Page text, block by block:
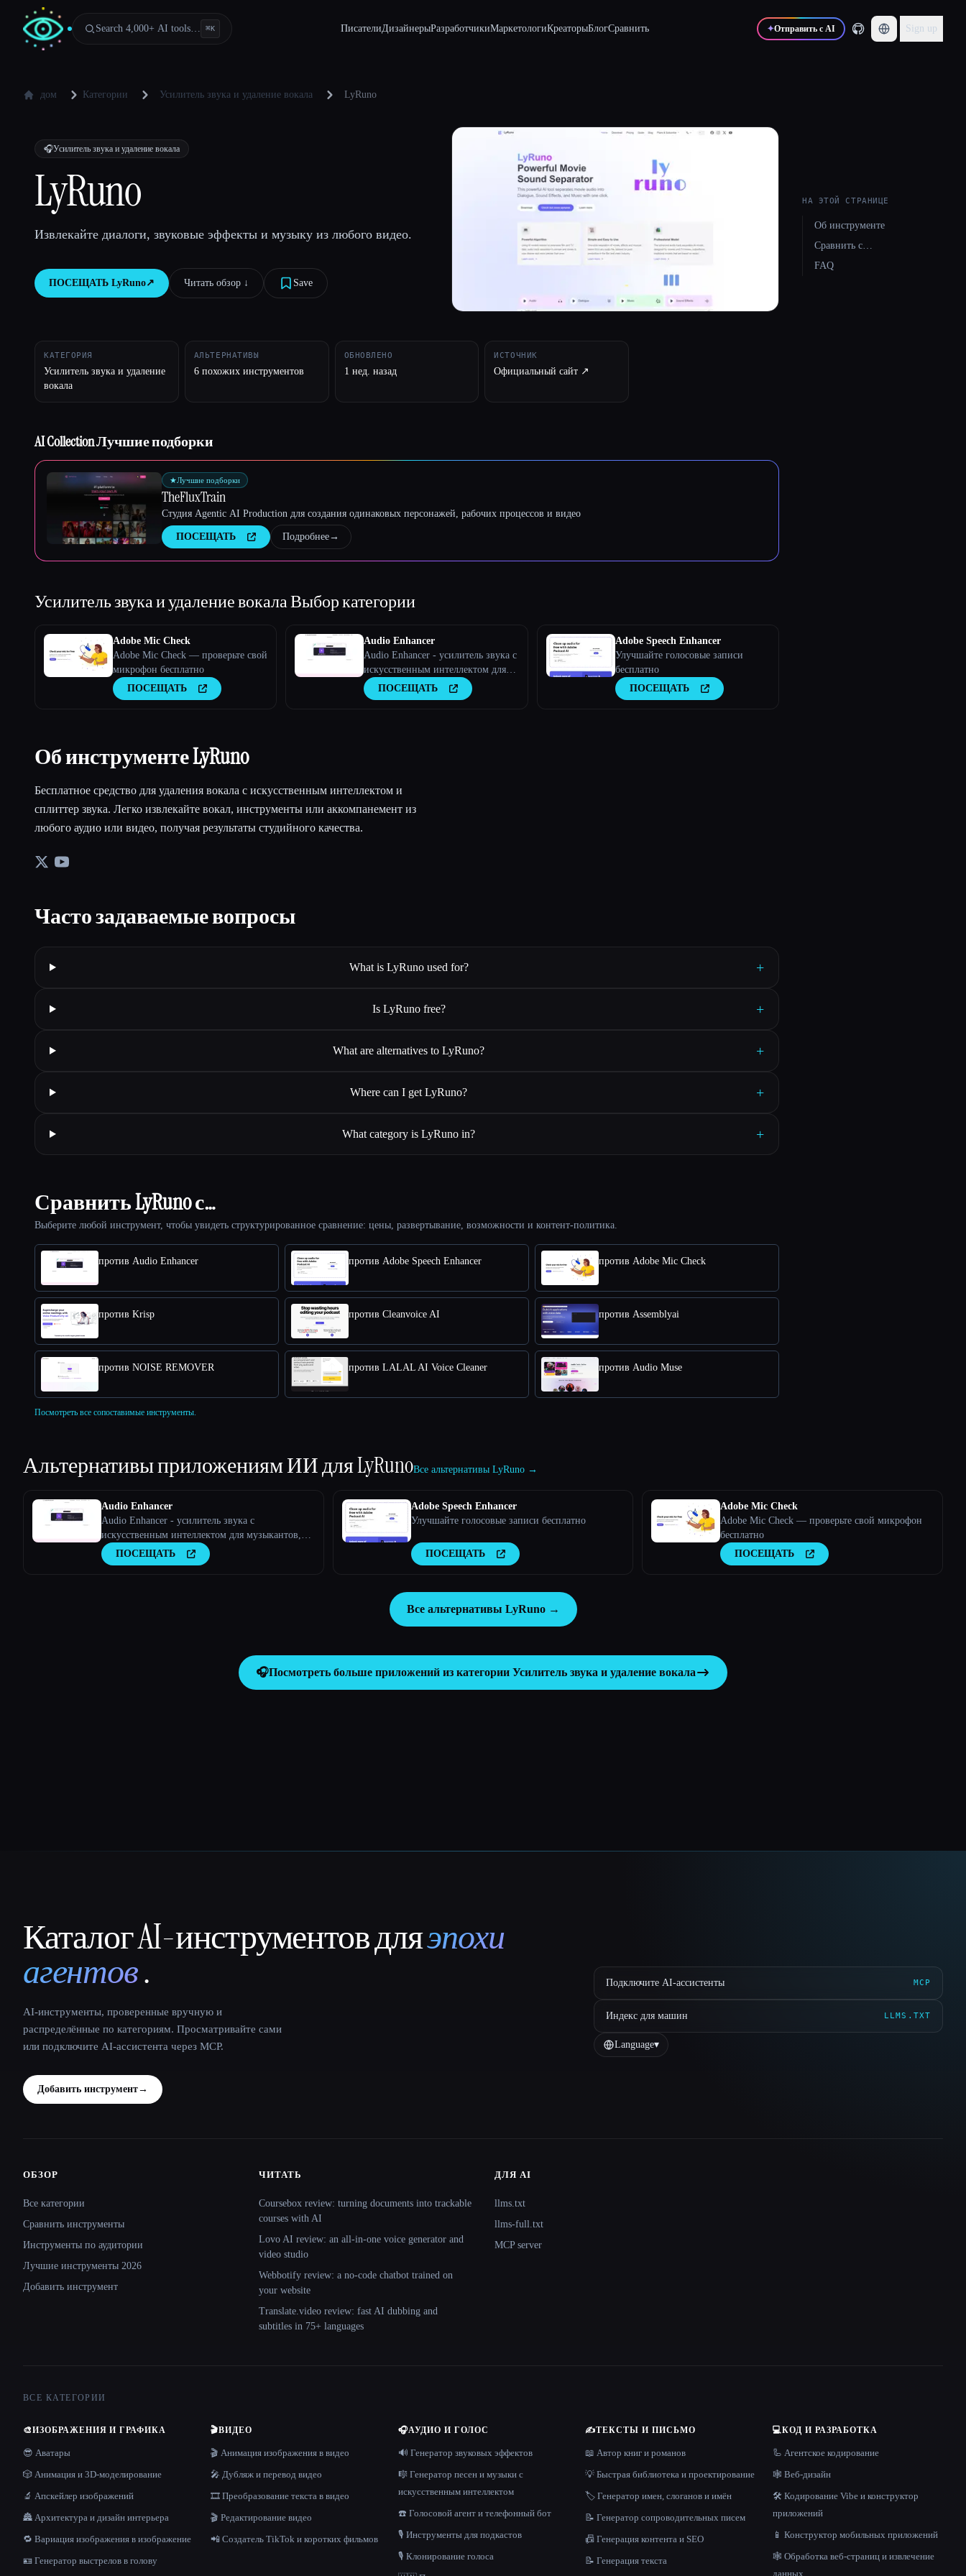
Search 4,000+ AI tools… ⌘K ПисателиДизайнерыРазработчикиМаркетологиКреаторыБлогСравнить ✦Отправить с AI Sign up
дом Категории Усилитель звука и удаление вокала LyRuno
🎧Усилитель звука и удаление вокала
LyRuno
Извлекайте диалоги, звуковые эффекты и музыку из любого видео.
ПОСЕЩАТЬ LyRuno↗︎ Читать обзор ↓︎ Save
КАТЕГОРИЯ
Усилитель звука и удаление
вокала
АЛЬТЕРНАТИВЫ
6 похожих инструментов
ОБНОВЛЕНО
1 нед. назад
ИСТОЧНИК
Официальный сайт ↗︎
AI Collection Лучшие подборки
★Лучшие подборки
TheFluxTrain
Студия Agentic AI Production для создания одинаковых персонажей, рабочих процессов и видео
ПОСЕЩАТЬ Подробнее→
Усилитель звука и удаление вокалаВыбор категории
Adobe Mic Check
Adobe Mic Check — проверьте свой
микрофон бесплатно
ПОСЕЩАТЬ
Audio Enhancer
Audio Enhancer - усилитель звука с
искусственным интеллектом для
музыкантов, подкастов, интервью
и многого другого.
ПОСЕЩАТЬ
Adobe Speech Enhancer
Улучшайте голосовые записи
бесплатно
ПОСЕЩАТЬ
Об инструменте LyRuno
Бесплатное средство для удаления вокала с искусственным интеллектом и
сплиттер звука. Легко извлекайте вокал, инструменты или аккомпанемент из
любого аудио или видео, получая результаты студийного качества.
Часто задаваемые вопросы
What is LyRuno used for? +
Is LyRuno free? +
What are alternatives to LyRuno? +
Where can I get LyRuno? +
What category is LyRuno in? +
Сравнить LyRuno с…
Выберите любой инструмент, чтобы увидеть структурированное сравнение: цены, развертывание, возможности и контент-политика.
против Audio Enhancer против Adobe Speech Enhancer против Adobe Mic Check
против Krisp против Cleanvoice AI против Assemblyai
против NOISE REMOVER против LALAL AI Voice Cleaner против Audio Muse
Посмотреть все сопоставимые инструменты.
НА ЭТОЙ СТРАНИЦЕ
Об инструменте
Сравнить с…
FAQ
Альтернативы приложениям ИИ дляLyRunoВсе альтернативы LyRuno →
Audio Enhancer
Audio Enhancer - усилитель звука с
искусственным интеллектом для музыкантов,
подкастов, интервью и многого другого.
ПОСЕЩАТЬ
Adobe Speech Enhancer
Улучшайте голосовые записи бесплатно
ПОСЕЩАТЬ
Adobe Mic Check
Adobe Mic Check — проверьте свой микрофон
бесплатно
ПОСЕЩАТЬ
Все альтернативы LyRuno →
🎧Посмотреть больше приложений из категории Усилитель звука и удаление вокала
That AI Collection
Каталог AI-инструментов дляэпохи
агентов.
AI-инструменты, проверенные вручную и
распределённые по категориям. Просматривайте сами
или подключите AI-ассистента через MCP.
Добавить инструмент→
Подключите AI-ассистенты MCP
Индекс для машин LLMS.TXT
Language▾
Site navigation
ОБЗОР
Все категории
Сравнить инструменты
Инструменты по аудитории
Лучшие инструменты 2026
Добавить инструмент
ЧИТАТЬ
Coursebox review: turning documents into trackable
courses with AI
Lovo AI review: an all-in-one voice generator and
video studio
Webbotify review: a no-code chatbot trained on
your website
Translate.video review: fast AI dubbing and
subtitles in 75+ languages
ДЛЯ AI
llms.txt
llms-full.txt
MCP server
ВСЕ КАТЕГОРИИ
🎨ИЗОБРАЖЕНИЯ И ГРАФИКА
😎 Аватары
🎲 Анимация и 3D-моделирование
🔬 Апскейлер изображений
🏯 Архитектура и дизайн интерьера
🔁 Вариация изображения в изображение
🪪 Генератор выстрелов в голову
🎬ВИДЕО
🎬 Анимация изображения в видео
🎤 Дубляж и перевод видео
🎞️ Преобразование текста в видео
🎬 Редактирование видео
📲 Создатель TikTok и коротких фильмов
🎧АУДИО И ГОЛОС
🔊 Генератор звуковых эффектов
🎼 Генератор песен и музыки с
искусственным интеллектом
☎️ Голосовой агент и телефонный бот
🎙️ Инструменты для подкастов
🎙️ Клонирование голоса
✍️ТЕКСТЫ И ПИСЬМО
📖 Автор книг и романов
💡 Быстрая библиотека и проектирование
🏷️ Генератор имен, слоганов и имён
📝 Генератор сопроводительных писем
📠 Генерация контента и SEO
📝 Генерация текста
💻КОД И РАЗРАБОТКА
🦾 Агентское кодирование
🕸 Веб-дизайн
🛠️ Кодирование Vibe и конструктор
приложений
📱 Конструктор мобильных приложений
🕸️ Обработка веб-страниц и извлечение
данных